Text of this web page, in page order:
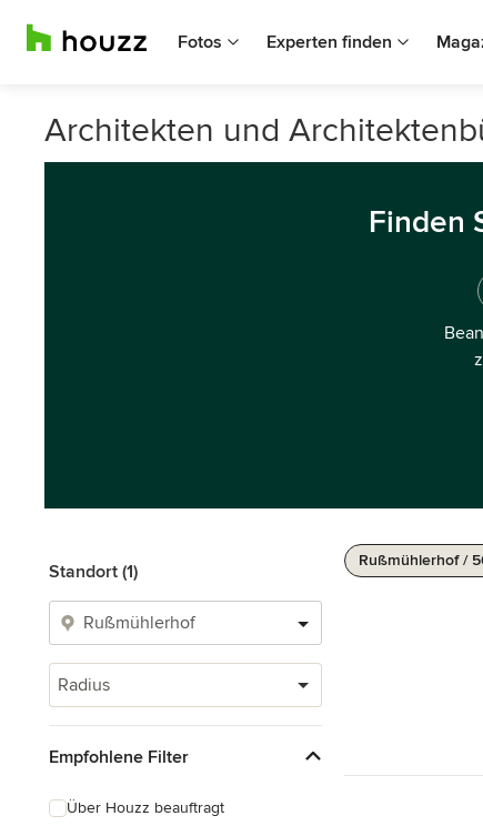
Fotos Experten finden
Architekten und
Finden
Standort (1)
Radius
Empfohlene Filter
Über Houzz beauftragt
Rußmühlerhof /